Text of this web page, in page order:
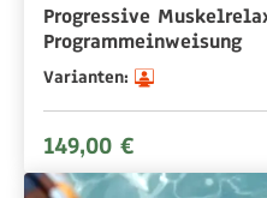
Progressive
Programmeinweisung
Varianten:
149,00 €